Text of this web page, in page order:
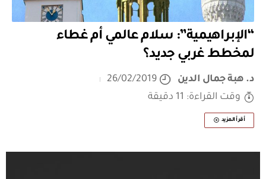
“الإبراهيمية”: سلام عالمي أم غطاء
لمخطط غربي جديد؟
د. هبة جمال الدين
26/02/2019
وقت القراءة: 11 دقيقة
أقرأ المزيد